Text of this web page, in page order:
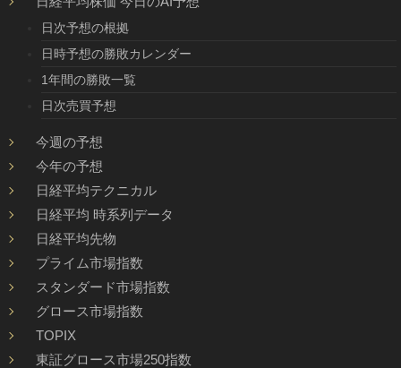
日次予想の根拠
日時予想の勝敗カレンダー
1年間の勝敗一覧
日次売買予想
今週の予想
今年の予想
日経平均テクニカル
日経平均 時系列データ
日経平均先物
プライム市場指数
スタンダード市場指数
グロース市場指数
TOPIX
東証グロース市場250指数